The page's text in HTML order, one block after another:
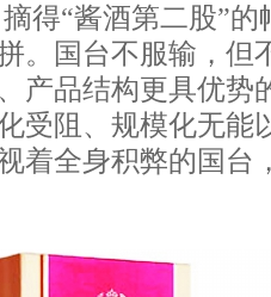
得“酱酒第二股”的
。国台不服输，但
产品结构更具优势
受阻、规模化无能
着全身积弊的国台